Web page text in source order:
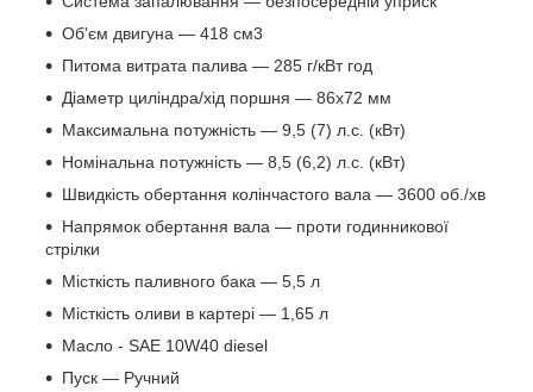
Об'єм двигуна — 418 см3
Питома витрата палива — 285 г/кВт год
Діаметр циліндра/хід поршня — 86х72 мм
Максимальна потужність — 9,5 (7) л.с. (кВт)
Номінальна потужність — 8,5 (6,2) л.с. (кВт)
Швидкість обертання колінчастого вала — 3600 об./хв
Напрямок обертання вала — проти годинникової
стрілки
Місткість паливного бака — 5,5 л
Місткість оливи в картері — 1,65 л
Масло - SAE 10W40 diesel
Пуск — Ручний